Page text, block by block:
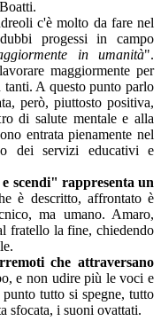
c'è molto da fare nel
progessi in campo
in umanità".
maggiormente per
tanti. A questo punto parlo
però, piuttosto positiva,
di salute mentale e alla
entrata pienamente nel
dei servizi educativi e
scendi" rappresenta un
è descritto, affrontato è
ma umano. Amaro,
fratello la fine, chiedendo
che attraversano
e non udire più le voci e
tutto si spegne, tutto
sfocata, i suoni ovattati.